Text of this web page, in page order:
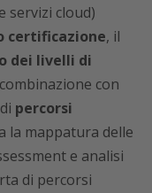
servizi cloud)
certificazione, il
dei livelli di
con
percorsi
la mappatura delle
e analisi
di percorsi